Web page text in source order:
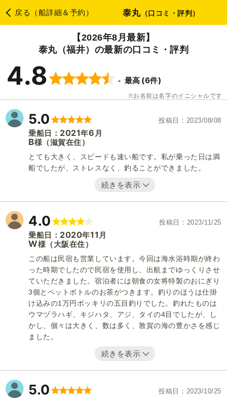
戻る（船詳細＆予約） 泰丸（口コミ・評判）
【2026年8月最新】
泰丸（福井）の最新の口コミ・評判
4.8 最高 (6件)
お名前は名字のイニシャルです
5.0 投稿日 2023/08/08
乗船日： 2021年6 月
B様 （滋賀在住）
とても大きく、スピードも速い船です。私が乗った日は満
船でしたが、ストレスなく、釣ることができました。
続きを表示
4.0 投稿日 2023/11/25
乗船日： 2020年11 月
W様 （大阪在住）
この船は民宿も営業しています。今回は海水浴時期が終わ
った時期でしたので民宿を使用し、出航までゆっくりさせ
ていただきました。宿泊者には朝食の女将特製のおにぎり
3個とペットボトルのお茶がつきます。釣りのほうは仕掛
け込みの1万円ポッキリの五目釣りでした。釣れたものは
ウマヅラハギ、キジハタ、アジ、タイの4目でしたが、し
かし、個々は大きく、数は多く、敦賀の海の豊かさを感じ
ました。
続きを表示
5.0 投稿日 2023/10/25